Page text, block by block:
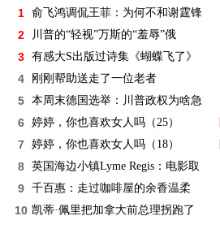
1 俞飞鸿调侃王菲：为何不和谢霆锋
2 川普的“轻视”万斯的“羞辱”俄
3 有感大S出版过诗集《蝴蝶飞了》
4 刚刚帮助送走了一位老者
5 本周末德国选举：川普政权为啥急
6 婷婷，你也喜欢女人吗（25）
7 婷婷，你也喜欢女人吗（18）
8 英国海边小镇Lyme Regis：电影取
9 千百惠：走过咖啡屋的余香温柔
10 凯蒂·佩里把加拿大前总理拐跑了